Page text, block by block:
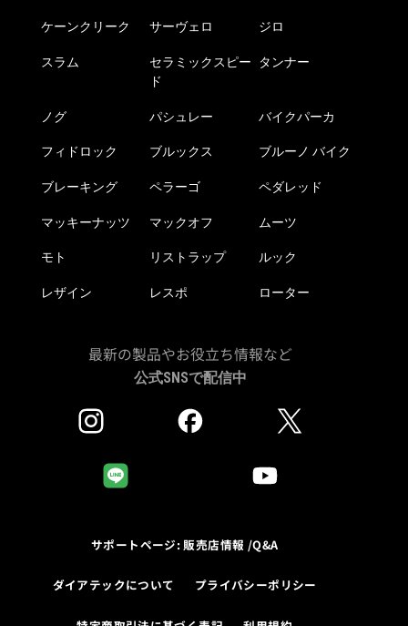
ケーンクリーク サーヴェロ ジロ
スラム
セラミックスピー
ド
タンナー
ノグ パシュレー バイクパーカ
フィドロック ブルックス ブルーノ バイク
ブレーキング ペラーゴ ペダレッド
マッキーナッツ マックオフ ムーツ
モト リストラップ ルック
レザイン レスポ ローター
最新の製品やお役立ち情報など
公式SNSで配信中
サポートページ: 販売店情報 /Q&A
ダイアテックについて プライバシーポリシー